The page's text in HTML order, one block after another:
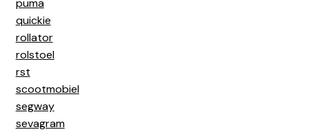
puma
quickie
rollator
rolstoel
rst
scootmobiel
segway
sevagram